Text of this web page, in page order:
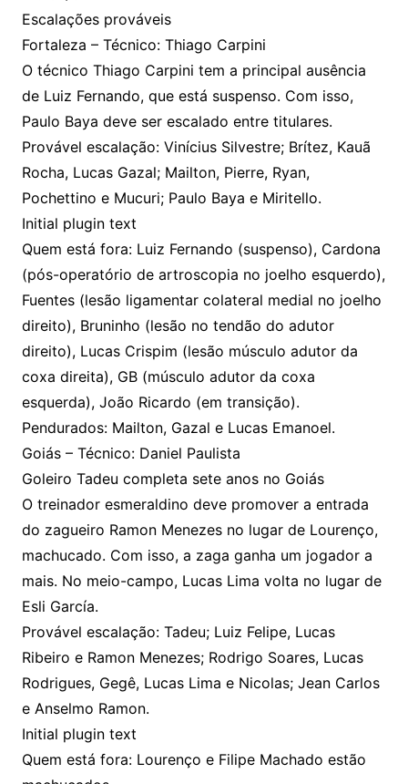
Escalações prováveis
Fortaleza – Técnico: Thiago Carpini
O técnico Thiago Carpini tem a principal ausência
de Luiz Fernando, que está suspenso. Com isso,
Paulo Baya deve ser escalado entre titulares.
Provável escalação: Vinícius Silvestre; Brítez, Kauã
Rocha, Lucas Gazal; Mailton, Pierre, Ryan,
Pochettino e Mucuri; Paulo Baya e Miritello.
Initial plugin text
Quem está fora: Luiz Fernando (suspenso), Cardona
(pós-operatório de artroscopia no joelho esquerdo),
Fuentes (lesão ligamentar colateral medial no joelho
direito), Bruninho (lesão no tendão do adutor
direito), Lucas Crispim (lesão músculo adutor da
coxa direita), GB (músculo adutor da coxa
esquerda), João Ricardo (em transição).
Pendurados: Mailton, Gazal e Lucas Emanoel.
Goiás – Técnico: Daniel Paulista
Goleiro Tadeu completa sete anos no Goiás
O treinador esmeraldino deve promover a entrada
do zagueiro Ramon Menezes no lugar de Lourenço,
machucado. Com isso, a zaga ganha um jogador a
mais. No meio-campo, Lucas Lima volta no lugar de
Esli García.
Provável escalação: Tadeu; Luiz Felipe, Lucas
Ribeiro e Ramon Menezes; Rodrigo Soares, Lucas
Rodrigues, Gegê, Lucas Lima e Nicolas; Jean Carlos
e Anselmo Ramon.
Initial plugin text
Quem está fora: Lourenço e Filipe Machado estão